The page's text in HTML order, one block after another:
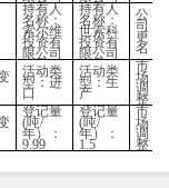
新简登 T-
160818( 变1)
新简登T-
161760(变2)